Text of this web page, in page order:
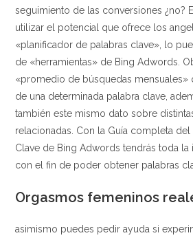
seguimiento de las conversiones ¿no?
utilizar el potencial que ofrece los
«planificador de palabras clave», lo
de «herramientas» de Bing Adwords.
«promedio de búsquedas mensuales»
de una determinada palabra clave,
también este mismo dato sobre
relacionadas. Con la Guía completa del
Clave de Bing Adwords tendrás toda la
con el fin de poder obtener palabras
Orgasmos femeninos
asimismo puedes pedir ayuda si